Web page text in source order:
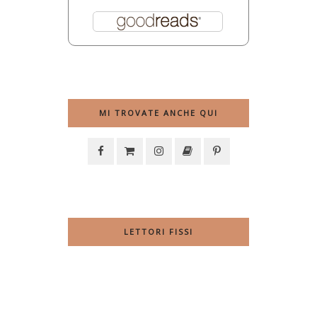
MI TROVATE ANCHE QUI
LETTORI FISSI